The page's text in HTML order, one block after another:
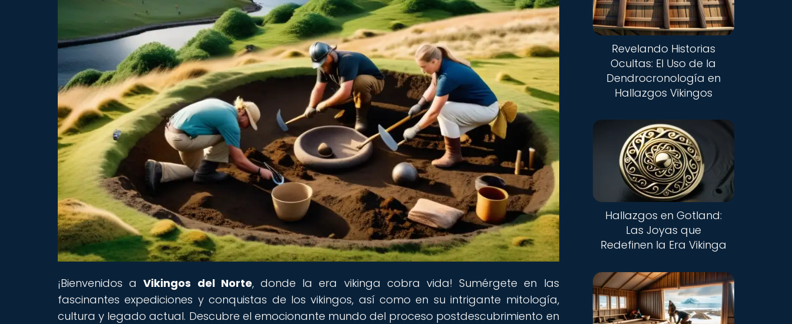
¡Bienvenidos aVikingos del Norte, donde la era vikinga cobra vida! Sumérgete en las
fascinantes expediciones y conquistas de los vikingos, así como en su intrigante mitología,
cultura y legado actual. Descubre el emocionante mundo del proceso postdescubrimiento en
Revelando Historias
Ocultas: El Uso de la
Dendrocronología en
Hallazgos Vikingos
Hallazgos en Gotland:
Las Joyas que
Redefinen la Era Vikinga